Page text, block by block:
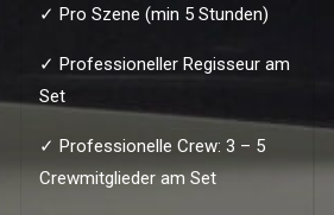
✓ Pro Szene (min 5 Stunden)
✓ Professioneller Regisseur am
Set
✓ Professionelle Crew: 3 – 5
Crewmitglieder am Set